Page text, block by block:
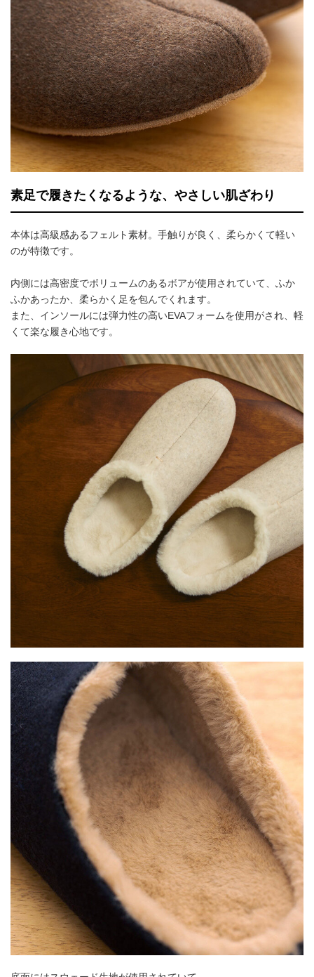
素足で履きたくなるような、やさしい肌ざわり
本体は高級感あるフェルト素材。手触りが良く、柔らかくて軽い
のが特徴です。
内側には高密度でボリュームのあるボアが使用されていて、ふか
ふかあったか、柔らかく足を包んでくれます。
また、インソールには弾力性の高いEVAフォームを使用がされ、軽
くて楽な履き心地です。